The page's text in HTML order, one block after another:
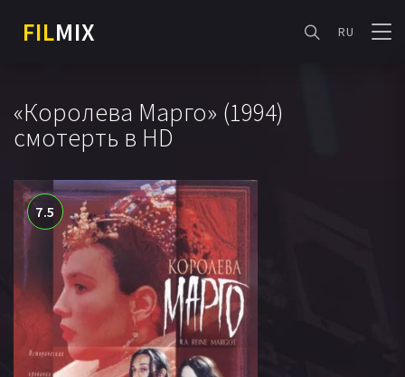
FILMIX RU
«Королева Марго» (1994)
смотерть в HD
7.5